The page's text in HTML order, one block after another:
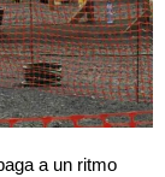
a un ritmo